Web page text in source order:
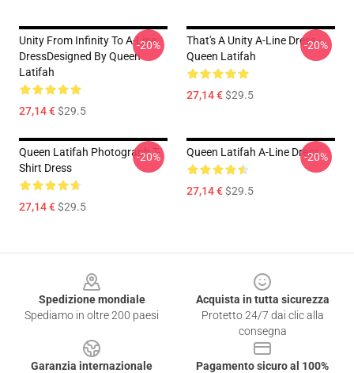
Unity From Infinity To A-Line
DressDesigned By Queen
Latifah
27,14 €$29.5
-20%
That's A Unity A-Line Dress -
Queen Latifah
27,14 €$29.5
-20%
Queen Latifah Photograph T-
Shirt Dress
27,14 €$29.5
-20% Queen Latifah A-Line Dress
27,14 €$29.5
-20%
Spedizione mondiale
Spediamo in oltre 200 paesi
Acquista in tutta sicurezza
Protetto 24/7 dai clic alla
consegna
Garanzia internazionale
Pagamento sicuro al 100%